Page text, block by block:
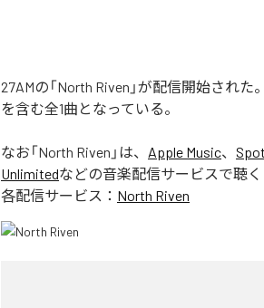
27AMの「North Riven」が配信開始され
を含む全1曲となっている。
なお「North Riven 」は、 Apple Music、
Unlimitedなどの音楽配信サービスで聴く
各配信サービス： North Riven